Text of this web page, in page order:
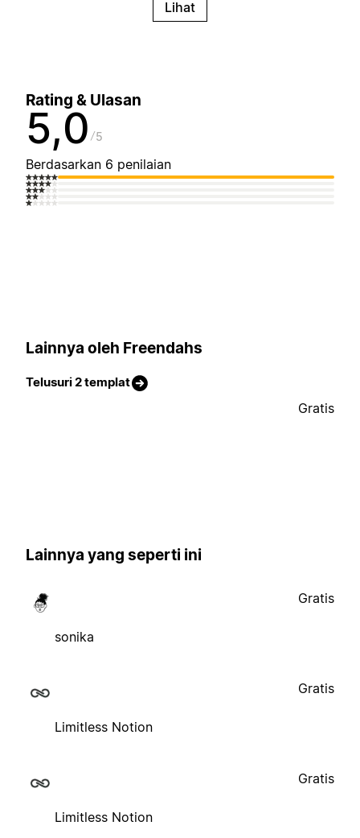
Lihat
Rating & Ulasan
5,0 5
Berdasarkan 6 penilaian
Lainnya oleh Freendahs
Telusuri 2 templat
Gratis
Lainnya yang seperti ini
sonika
Gratis
Limitless Notion
Gratis
Limitless Notion
Gratis